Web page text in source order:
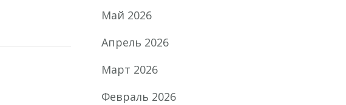
Май 2026
Апрель 2026
Март 2026
Февраль 2026